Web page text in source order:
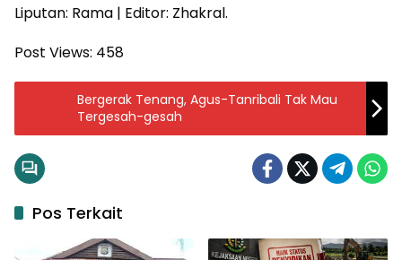
Liputan: Rama | Editor: Zhakral.
Post Views: 458
Bergerak Tenang, Agus-Tanribali Tak Mau
Tergesah-gesah
Pos Terkait